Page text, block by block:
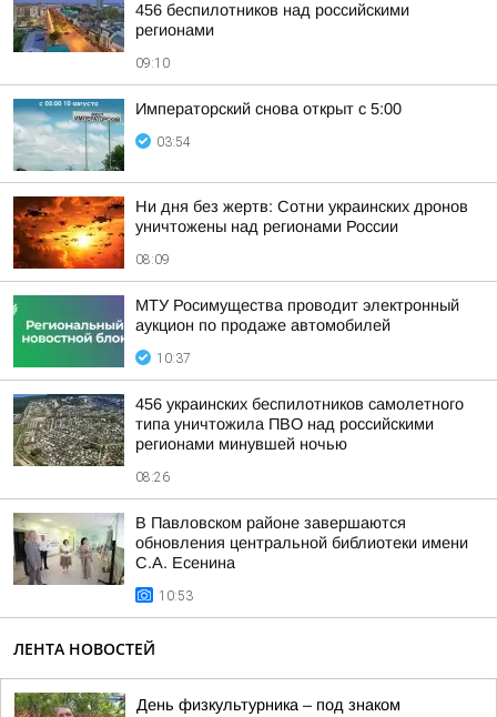
456 беспилотников над российскими
регионами
09:10
Императорский снова открыт с 5:00
03:54
Ни дня без жертв: Сотни украинских дронов
уничтожены над регионами России
08:09
МТУ Росимущества проводит электронный
аукцион по продаже автомобилей
10:37
456 украинских беспилотников самолетного
типа уничтожила ПВО над российскими
регионами минувшей ночью
08:26
В Павловском районе завершаются
обновления центральной библиотеки имени
С.А. Есенина
10:53
ЛЕНТА НОВОСТЕЙ
День физкультурника – под знаком